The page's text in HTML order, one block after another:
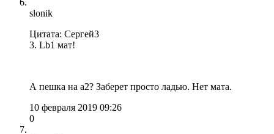
slonik
Цитата: Сергей3
3. Lb1 мат!
А пешка на а2? Заберет просто ладью. Нет мата.
10 февраля 2019 09:26
0